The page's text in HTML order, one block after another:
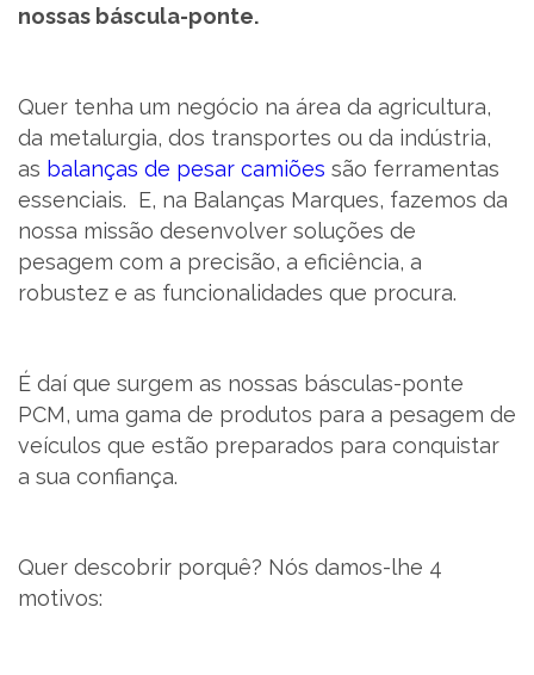
BLOG
LIVRO DE RECLAMAÇÕES
PT
nossas báscula-ponte.
Quer tenha um negócio na área da agricultura,
da metalurgia, dos transportes ou da indústria,
as balanças de pesar camiões são ferramentas
essenciais. E, na Balanças Marques, fazemos da
nossa missão desenvolver soluções de
pesagem com a precisão, a eficiência, a
robustez e as funcionalidades que procura.
É daí que surgem as nossas básculas-ponte
PCM, uma gama de produtos para a pesagem de
veículos que estão preparados para conquistar
a sua confiança.
Quer descobrir porquê? Nós damos-lhe 4
motivos: